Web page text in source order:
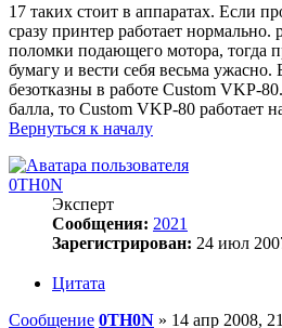
17 таких стоит в аппаратах. Если
сразу принтер работает
поломки подающего мотора, тогда
бумагу и вести себя весьма
безотказны в работе Custom VKP-
балла, то Custom VKP-80 работает
Вернуться к началу
0TH0N
Эксперт
Сообщения: 2021
Зарегистрирован: 24 июл
Цитата
Сообщение 0TH0N » 14 апр 2008,